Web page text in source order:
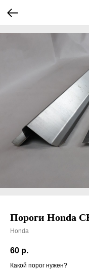
Пороги Honda
Honda
60 р.
Какой порог нужен?